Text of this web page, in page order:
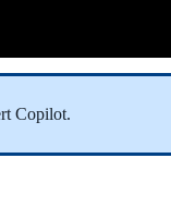
Copilot.